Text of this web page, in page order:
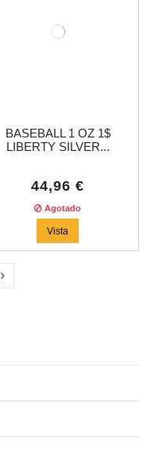
BASEBALL 1 OZ 1$
LIBERTY SILVER...
44,96 €
Agotado
Vista